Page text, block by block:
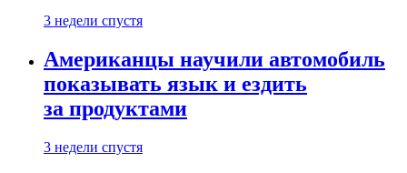
3 недели спустя
Американцы научили автомобиль
показывать язык и ездить
за продуктами
3 недели спустя